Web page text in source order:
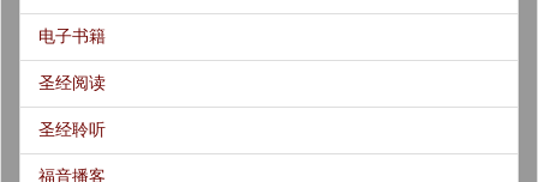
电子书籍
圣经阅读
圣经聆听
福音播客